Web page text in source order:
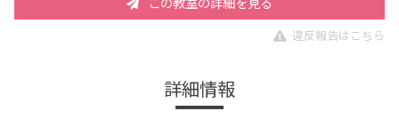
違反報告はこちら
詳細情報